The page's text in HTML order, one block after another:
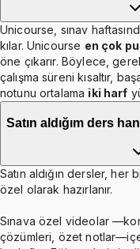
Unicourse, sınav
kılar. Unicourse en çok
öne çıkarır. Böylece,
çalışma süreni kısaltır,
notunu ortalama iki harf
Satın aldığım ders
Satın aldığın dersler, her
özel olarak hazırlanır.
Sınava özel videolar
çözümleri, özet